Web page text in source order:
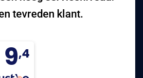
tevreden klant.
9,4